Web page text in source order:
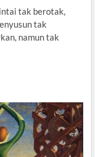
tak berotak,
tak
namun tak